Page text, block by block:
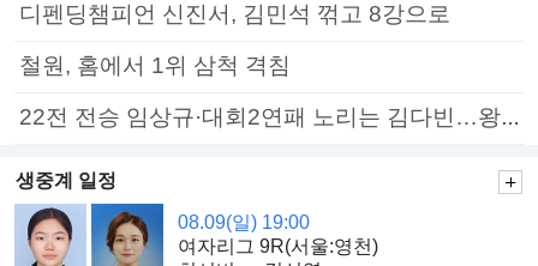
디펜딩챔피언 신진서, 김민석 꺾고 8강으로
철원, 홈에서 1위 삼척 격침
22전 전승 임상규·대회2연패 노리는 김다빈…왕중왕전 16강 7일부터
생중계 일정
08.09(일) 19:00
여자리그 9R(서울:영천)